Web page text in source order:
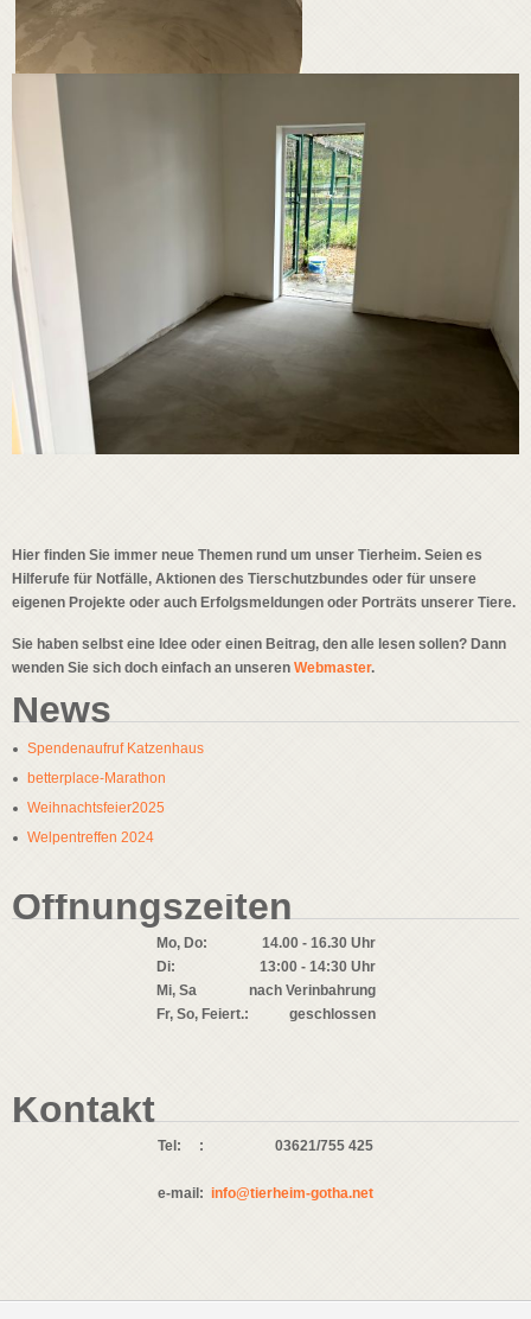
Hier finden Sie immer neue Themen rund um unser Tierheim. Seien es
Hilferufe für Notfälle, Aktionen des Tierschutzbundes oder für unsere
eigenen Projekte oder auch Erfolgsmeldungen oder Porträts unserer Tiere.
Sie haben selbst eine Idee oder einen Beitrag, den alle lesen sollen? Dann
wenden Sie sich doch einfach an unseren Webmaster.
News
Spendenaufruf Katzenhaus
betterplace-Marathon
Weihnachtsfeier2025
Welpentreffen 2024
Öffnungszeiten
Mo, Do:
14.00 - 16.30 Uhr
Di:
13:00 - 14:30 Uhr
Mi, Sa
nach Verinbahrung
Fr, So, Feiert.:
geschlossen
Kontakt
Tel: : 03621/755 425
e-mail : info@tierheim-gotha.net